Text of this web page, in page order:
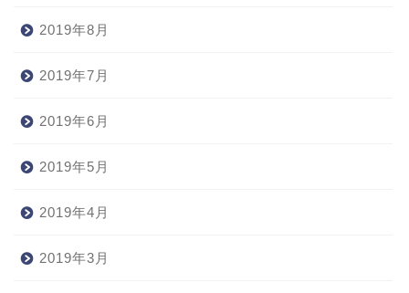
2019年8月
2019年7月
2019年6月
2019年5月
2019年4月
2019年3月